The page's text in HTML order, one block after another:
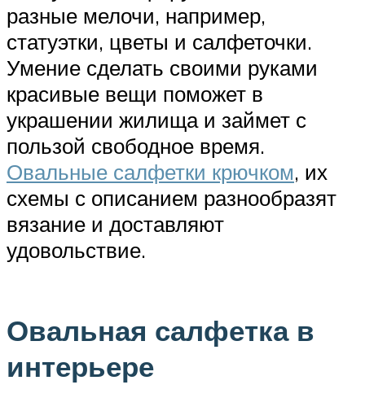
разные мелочи, например,
статуэтки, цветы и салфеточки.
Умение сделать своими руками
красивые вещи поможет в
украшении жилища и займет с
пользой свободное время.
Овальные салфетки крючком, их
схемы с описанием разнообразят
вязание и доставляют
удовольствие.
Овальная салфетка в
интерьере